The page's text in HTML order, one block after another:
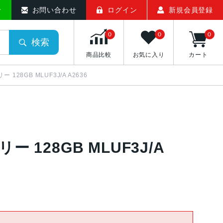
お問い合わせ ログイン 新規会員登録
検索
商品比較
0
お気に入り
0
カート
0
128GB MLUF3J/A A2636
ー 128GB MLUF3J/A